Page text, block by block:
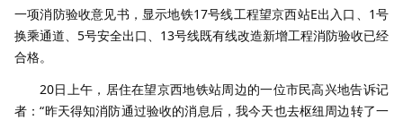
一项消防验收意见书，显示地铁17号线工程望京西站E出入口、1号
换乘通道、5号安全出口、13号线既有线改造新增工程消防验收已经
合格。
20日上午，居住在望京西地铁站周边的一位市民高兴地告诉记
者：“昨天得知消防通过验收的消息后，我今天也去枢纽周边转了一